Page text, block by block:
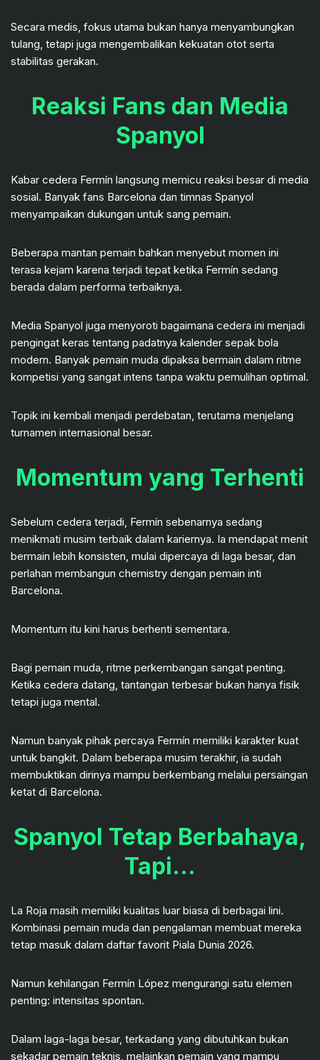
Secara medis, fokus utama bukan hanya menyambungkan
tulang, tetapi juga mengembalikan kekuatan otot serta
stabilitas gerakan.
Reaksi Fans dan Media
Spanyol
Kabar cedera Fermín langsung memicu reaksi besar di media
sosial. Banyak fans Barcelona dan timnas Spanyol
menyampaikan dukungan untuk sang pemain.
Beberapa mantan pemain bahkan menyebut momen ini
terasa kejam karena terjadi tepat ketika Fermín sedang
berada dalam performa terbaiknya.
Media Spanyol juga menyoroti bagaimana cedera ini menjadi
pengingat keras tentang padatnya kalender sepak bola
modern. Banyak pemain muda dipaksa bermain dalam ritme
kompetisi yang sangat intens tanpa waktu pemulihan optimal.
Topik ini kembali menjadi perdebatan, terutama menjelang
turnamen internasional besar.
Momentum yang Terhenti
Sebelum cedera terjadi, Fermín sebenarnya sedang
menikmati musim terbaik dalam kariernya. Ia mendapat menit
bermain lebih konsisten, mulai dipercaya di laga besar, dan
perlahan membangun chemistry dengan pemain inti
Barcelona.
Momentum itu kini harus berhenti sementara.
Bagi pemain muda, ritme perkembangan sangat penting.
Ketika cedera datang, tantangan terbesar bukan hanya fisik
tetapi juga mental.
Namun banyak pihak percaya Fermín memiliki karakter kuat
untuk bangkit. Dalam beberapa musim terakhir, ia sudah
membuktikan dirinya mampu berkembang melalui persaingan
ketat di Barcelona.
Spanyol Tetap Berbahaya,
Tapi…
La Roja masih memiliki kualitas luar biasa di berbagai lini.
Kombinasi pemain muda dan pengalaman membuat mereka
tetap masuk dalam daftar favorit Piala Dunia 2026.
Namun kehilangan Fermín López mengurangi satu elemen
penting: intensitas spontan.
Dalam laga-laga besar, terkadang yang dibutuhkan bukan
sekadar pemain teknis, melainkan pemain yang mampu